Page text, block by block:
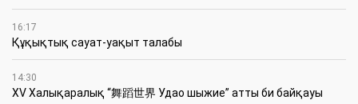
16:17
Құқықтық сауат-уақыт талабы
14:30
XV Халықаралық “舞蹈世界 Удао шыжие” атты би байқауы